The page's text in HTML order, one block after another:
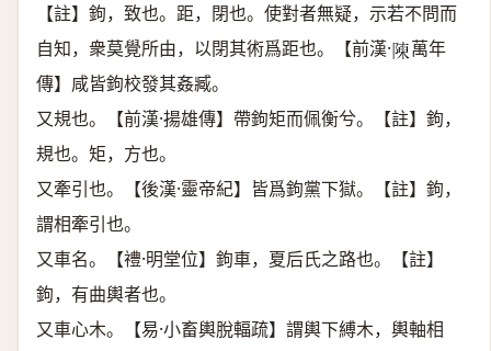
【註】鉤，致也。距，閉也。使對者無疑，示若不問而
自知，衆莫覺所由，以閉其術爲距也。【前漢·𨻰 萬年
傳】咸皆鉤校發其姦臧。
又規也。【前漢·揚雄傳】帶鉤矩而佩衡兮。【註】鉤，
規也。矩，方也。
又牽引也。【後漢·靈帝紀】皆爲鉤黨下獄。【註】鉤，
謂相牽引也。
又車名。【禮·明堂位】鉤車，夏后氏之路也。【註】
鉤，有曲輿者也。
又車心木。【易·小畜輿脫輻疏】謂輿下縛木，輿軸相